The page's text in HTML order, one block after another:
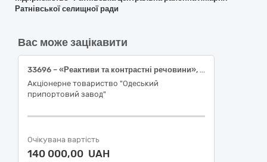
Ратнівської селищної ради
Вас може зацікавити
33696 – «Реактиви та контрастні речовини», 8 найменувань.
Акціонерне товариство "Одеський
припортовий завод"
Очікувана вартість
140 000,00 UAH